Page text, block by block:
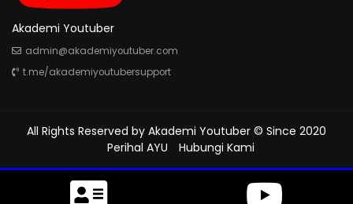
Akademi Youtuber
admin@akademiyoutuber.com
t.me/akademiyoutubersupport
All Rights Reserved by Akademi Youtuber © Since 2020
Perihal AYU
Hubungi Kami